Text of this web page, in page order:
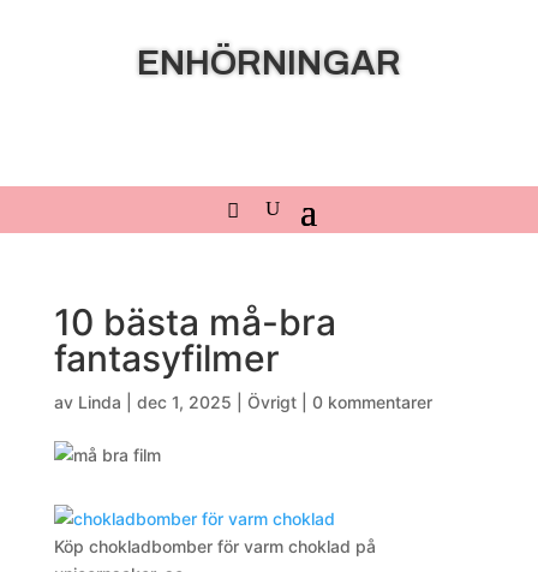
ENHÖRNINGAR
10 bästa må-bra
fantasyfilmer
av Linda dec 1, 2025 Övrigt| 0 kommentarer
Köp chokladbomber för varm choklad på